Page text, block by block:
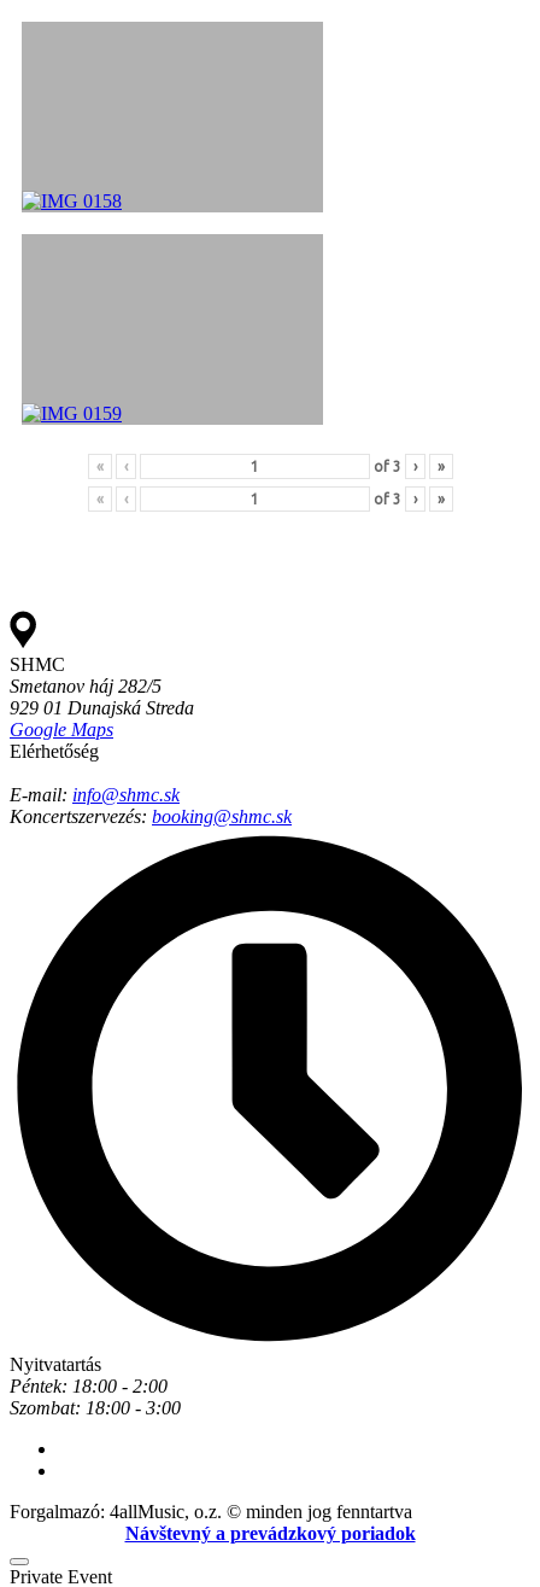
« ‹ of 3 › »
« ‹ of 3 › »
SHMC
Smetanov háj 282/5
929 01 Dunajská Streda
Google Maps
Elérhetőség
E-mail: info@shmc.sk​
Koncertszervezés: booking@shmc.sk​
Nyitvatartás
Péntek: 18:00 - 2:00
Szombat: 18:00 - 3:00
Forgalmazó: 4allMusic, o.z. © minden jog fenntartva
Návštevný a prevádzkový poriadok
Private Event